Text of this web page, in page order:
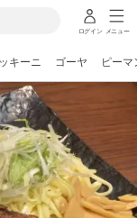
ログイン メニュー
キーニ ゴーヤ ピーマ